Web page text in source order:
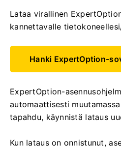
Lataa virallinen
kannettavalle
Hanki ExpertOption-
ExpertOption-
automaattisesti
tapahdu, käynnistä lataus
Kun lataus on onnistunut,